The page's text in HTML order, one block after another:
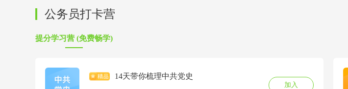
公务员打卡营
提分学习营 (免费畅学)
14天带你梳理中共党史
加入